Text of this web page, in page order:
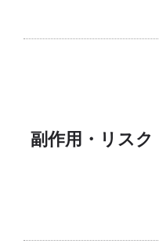
副作用・リスク